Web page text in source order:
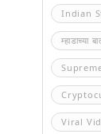
Indian
म्हाडाच्या
Viral